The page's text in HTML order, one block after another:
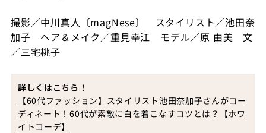
撮影／中川真人〔magNese〕 スタイリスト／池田奈
加子 ヘア＆メイク／重見幸江 モデル／原 由美 文
／三宅桃子
詳しくはこちら！
【60代ファッション】スタイリスト池田奈加子さんがコー
ディネート！60代が素敵に白を着こなすコツとは？【ホワ
イトコーデ】